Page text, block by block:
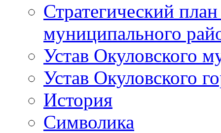
Стратегический
муниципального
Устав Окуловского
Устав Окуловского
История
Символика